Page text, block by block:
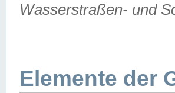
Wasserstraßen- und
Elemente der